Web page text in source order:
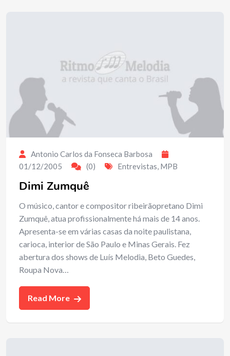
Antonio Carlos da Fonseca Barbosa
01/12/2005
(0) Entrevistas, MPB
Dimi Zumquê
O músico, cantor e compositor ribeirãopretano Dimi
Zumquê, atua profissionalmente há mais de 14 anos.
Apresenta-se em várias casas da noite paulistana,
carioca, interior de São Paulo e Minas Gerais. Fez
abertura dos shows de Luís Melodia, Beto Guedes,
Roupa Nova…
Read More